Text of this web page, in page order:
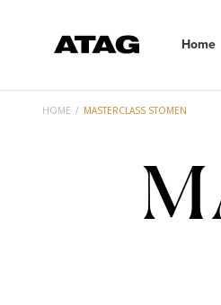
Home
HOME / MASTERCLASS STOMEN